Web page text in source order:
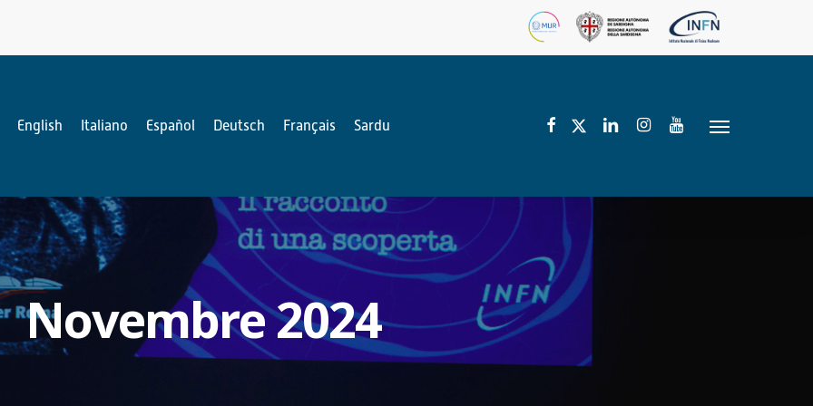
English
Italiano Español Deutsch Français Sardu facebooktwitterlinkedininstagramyoutubeMenu
Novembre 2024